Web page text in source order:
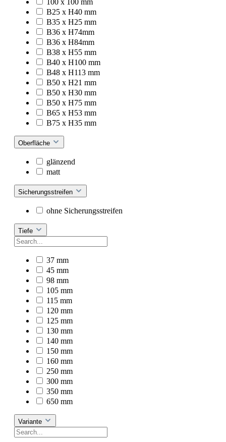
100 x 100 mm
B25 x H40 mm
B35 x H25 mm
B36 x H74mm
B36 x H84mm
B38 x H55 mm
B40 x H100 mm
B48 x H113 mm
B50 x H21 mm
B50 x H30 mm
B50 x H75 mm
B65 x H53 mm
B75 x H35 mm
Oberfläche
glänzend
matt
Sicherungsstreifen
ohne Sicherungsstreifen
Tiefe
37 mm
45 mm
98 mm
105 mm
115 mm
120 mm
125 mm
130 mm
140 mm
150 mm
160 mm
250 mm
300 mm
350 mm
650 mm
Variante